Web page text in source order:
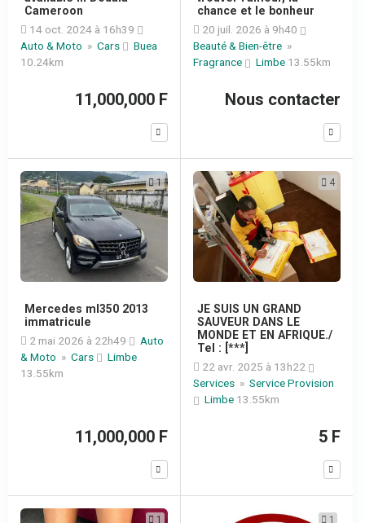
Cameroon
14 oct. 2024 à 16h39
Auto & Moto » Cars
Buea
10.24km
11,000,000 F
chance et le bonheur
20 juil. 2026 à 9h40
Beauté & Bien-être »
Fragrance
Limbe 13.55km
Nous contacter
1
Mercedes ml350 2013
immatricule
2 mai 2026 à 22h49
Auto
& Moto » Cars
Limbe
13.55km
11,000,000 F
4
JE SUIS UN GRAND
SAUVEUR DANS LE
MONDE ET EN AFRIQUE./
Tel : [***]
22 avr. 2025 à 13h22
Services » Service Provision
Limbe 13.55km
5 F
1 1